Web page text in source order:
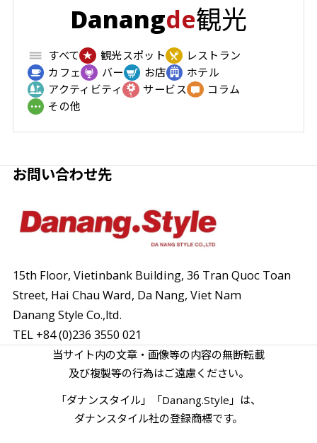
Danangde観光
すべて 観光スポット
レストラン
カフェ
バー お店
ホテル
アクティビティ
サービス
コラム
その他
お問い合わせ先
15th Floor, Vietinbank Building, 36 Tran Quoc Toan
Street, Hai Chau Ward, Da Nang, Viet Nam
Danang Style Co.,ltd.
TEL +84 (0)236 3550 021
当サイト内の文章・画像等の内容の無断転載
及び複製等の行為はご遠慮ください。
「ダナンスタイル」「Danang.Style」は、
ダナンスタイル社の登録商標です。